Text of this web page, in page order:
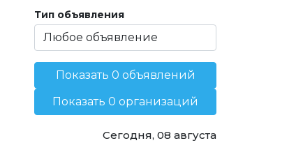
Тип объявления
Показать 0 объявлений
Показать 0 организаций
Сегодня, 08 августа